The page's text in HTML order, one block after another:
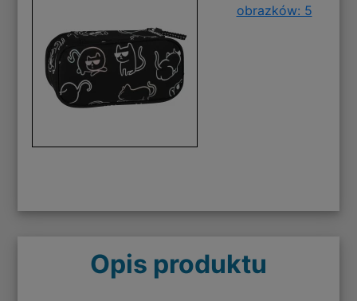
obrazków: 5
Opis produktu